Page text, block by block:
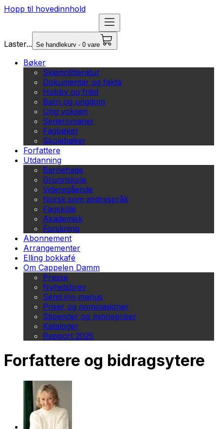
Hopp til hovedinnhold
Laster... Se handlekurv - 0 vare
Bøker
Skjønnlitteratur
Dokumentar og fakta
Hobby og fritid
Barn og ungdom
Ung voksen
Serieromaner
Fagbøker
Skolebøker
Forfattere
Utdanning
Barnehage
Grunnskole
Videregående
Norsk som andrespråk
Fagskole
Akademisk
Forskning
Abonnement
Arrangementer
Elling bokkafé
Om Cappelen Damm
Presse
Nyhetsbrev
Send inn manus
Priser og nominasjoner
Stipender og minnepriser
Kataloger
Rapport 2025
Forfattere og bidragsytere